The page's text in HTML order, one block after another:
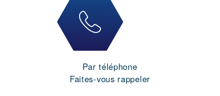
Par téléphone
Faites-vous rappeler